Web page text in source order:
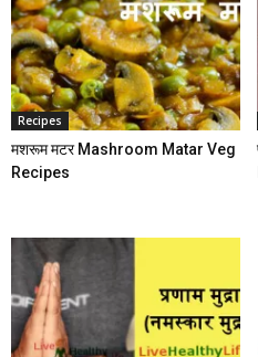
Recipes
मशरूम मटर Mashroom Matar Veg
Recipes